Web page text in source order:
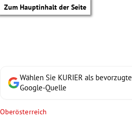
Zum Hauptinhalt der Seite
Wählen Sie KURIER als bevorzugte
Google-Quelle
Oberösterreich